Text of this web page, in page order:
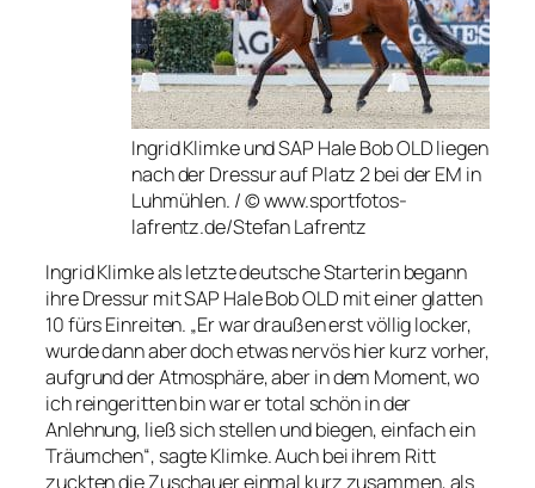
Ingrid Klimke und SAP Hale Bob OLD liegen
nach der Dressur auf Platz 2 bei der EM in
Luhmühlen. / © www.sportfotos-
lafrentz.de/Stefan Lafrentz
Ingrid Klimke als letzte deutsche Starterin begann
ihre Dressur mit SAP Hale Bob OLD mit einer glatten
10 fürs Einreiten. „Er war draußen erst völlig locker,
wurde dann aber doch etwas nervös hier kurz vorher,
aufgrund der Atmosphäre, aber in dem Moment, wo
ich reingeritten bin war er total schön in der
Anlehnung, ließ sich stellen und biegen, einfach ein
Träumchen“, sagte Klimke. Auch bei ihrem Ritt
zuckten die Zuschauer einmal kurz zusammen, als